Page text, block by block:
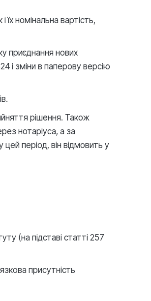
номінальна вартість,
приєднання нових
і зміни в паперову версію
рішення. Також
нотаріуса, а за
період, він відмовить у
(на підставі статті 257
присутність